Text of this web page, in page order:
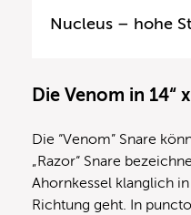
Nucleus – hohe
Die Venom in 14“
Die “Venom” Snare
„Razor“ Snare
Ahornkessel klanglich
Richtung geht. In